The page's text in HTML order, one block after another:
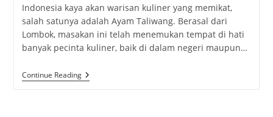
Indonesia kaya akan warisan kuliner yang memikat,
salah satunya adalah Ayam Taliwang. Berasal dari
Lombok, masakan ini telah menemukan tempat di hati
banyak pecinta kuliner, baik di dalam negeri maupun…
Continue ReadingKhasiat
Ayam